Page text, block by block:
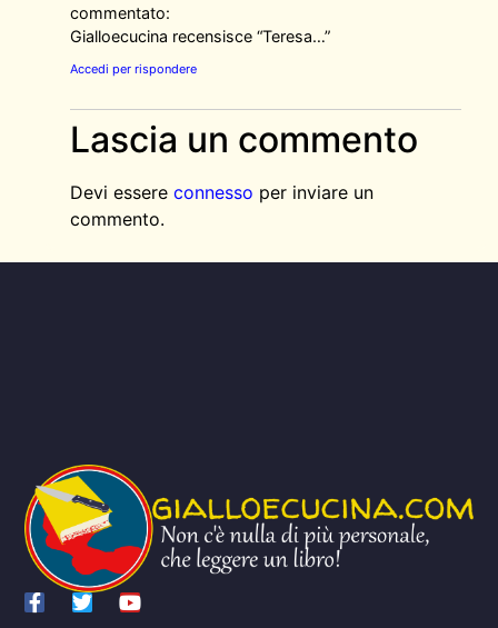
commentato:
Gialloecucina recensisce “Teresa…”
Accedi per rispondere
Lascia un commento
Devi essere connesso per inviare un
commento.